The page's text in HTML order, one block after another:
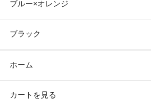
ブルー×オレンジ
ブラック
ホーム
カートを見る